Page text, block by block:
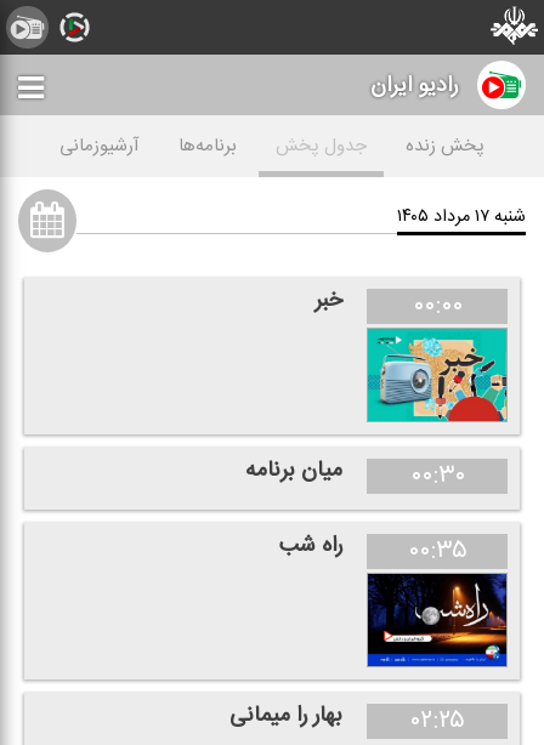
رادیو ايران
پخش زنده جدول پخش برنامه‌ها آرشیوزمانی
شنبه ۱۷ مرداد ۱۴۰۵
۰۰:۰۰ خبر
۰۰:۳۰ میان برنامه
۰۰:۳۵ راه شب
۰۲:۲۵ بهار را میمانی